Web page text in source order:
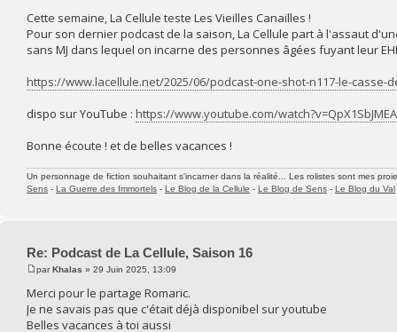
Cette semaine, La Cellule teste Les Vieilles Canailles !
Pour son dernier podcast de la saison, La Cellule part à l'assaut
sans MJ dans lequel on incarne des personnes âgées fuyant leur
https://www.lacellule.net/2025/06/podcast-one-shot-n117-le-casse-
dispo sur YouTube : https://www.youtube.com/
Bonne écoute ! et de belles vacances !
Un personnage de fiction souhaitant s'incarner dans la réalité... Les rolistes sont mes
Sens - La Guerre des Immortels - Le Blog de la Cellule - Le Blog de Sens - Le Blog du Val
Re: Podcast de La Cellule, Saison 16
parKhalas » 29 Juin 2025, 13:09
Merci pour le partage Romaric.
Je ne savais pas que c'était déjà disponibel sur youtube
Belles vacances à toi aussi